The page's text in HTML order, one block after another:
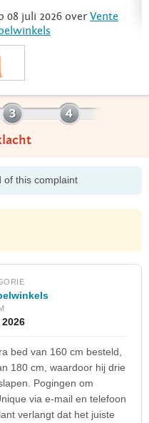
08 juli 2026 overVente
of this complaint
bed van 160 cm besteld,
180 cm, waardoor hij drie
Pogingen om
via e-mail en telefoon
verlangt dat het juiste